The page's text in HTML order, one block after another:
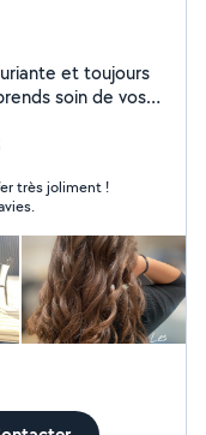
et toujours
soin de vos
très joliment !